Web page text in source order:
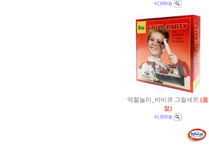
42,000원
역할놀이_바비큐 그릴세트 (품
절)
45,000원